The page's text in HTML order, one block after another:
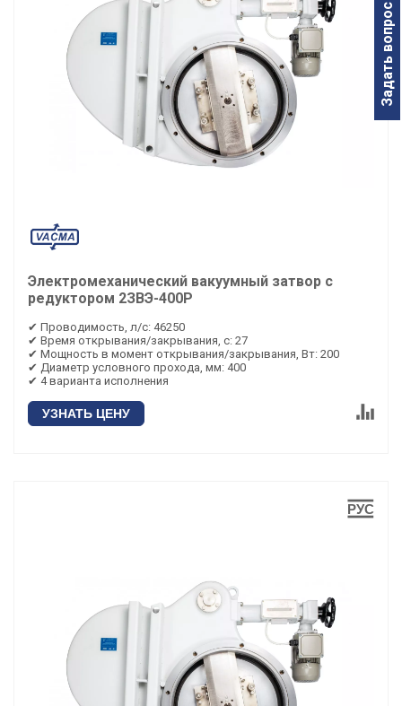
Задать вопрос
Электромеханический вакуумный затвор с
редуктором 2ЗВЭ-400Р
✔ Проводимость, л/с: 46250
✔ Время открывания/закрывания, с: 27
✔ Мощность в момент открывания/закрывания, Вт: 200
✔ Диаметр условного прохода, мм: 400
✔ 4 варианта исполнения
УЗНАТЬ ЦЕНУ